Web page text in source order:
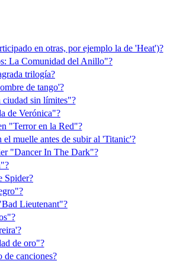
en otras, por ejemplo la de 'Heat')?
La Comunidad del Anillo"?
trilogía?
de tango'?
ciudad sin límites"?
de Verónica"?
"Terror en la Red"?
muelle antes de subir al 'Titanic'?
"Dancer In The Dark"?
Spider?
Lieutenant"?
de oro"?
de canciones?